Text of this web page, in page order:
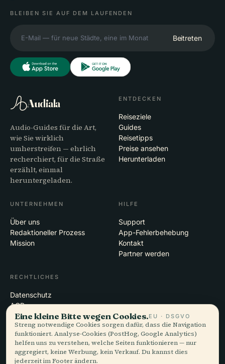
BLEIBEN SIE AUF DEM LAUFENDEN
Beitreten
Audiala
Audio-Guides für die Art,
wie Sie wirklich
umherstreifen — ehrlich
recherchiert, für die Straße
erzählt, einmal
heruntergeladen.
ENTDECKEN
Reiseziele
Guides
Reisetipps
Preise ansehen
Herunterladen
UNTERNEHMEN
Über uns
Redaktioneller Prozess
Mission
HILFE
Support
App-Fehlerbehebung
Kontakt
Partner werden
RECHTLICHES
Datenschutz
AGB
Cookie-Einstellungen
Konto löschen
Eine kleine Bitte wegen Cookies.EU · DSGVO
Streng notwendige Cookies sorgen dafür, dass die Navigation
funktioniert. Analyse-Cookies (PostHog, Google Analytics)
helfen uns zu verstehen, welche Seiten funktionieren — nur
aggregiert, keine Werbung, kein Verkauf. Du kannst dies
jederzeit im Footer ändern.